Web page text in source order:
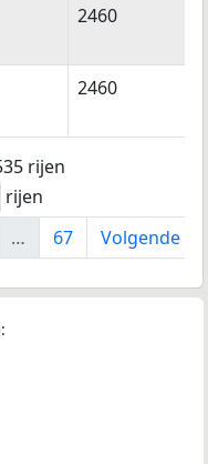
2460
2460
rijen
rijen
… 67 Volgende